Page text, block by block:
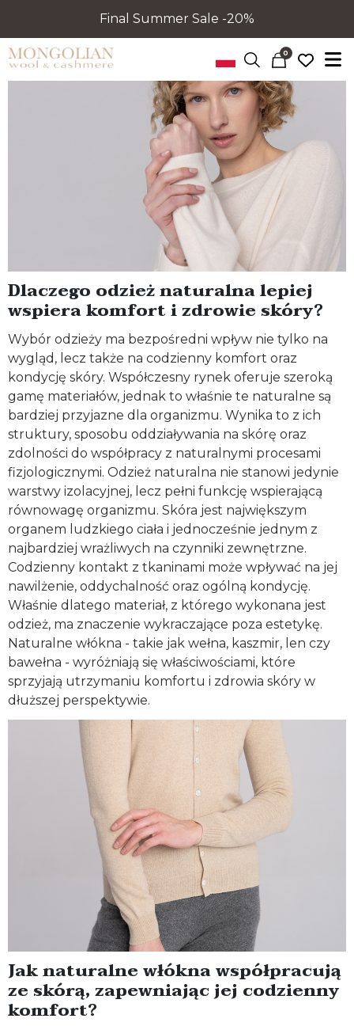
Final Summer Sale -20%
0
Dlaczego odzież naturalna lepiej
wspiera komfort i zdrowie skóry?
Wybór odzieży ma bezpośredni wpływ nie tylko na
wygląd, lecz także na codzienny komfort oraz
kondycję skóry. Współczesny rynek oferuje szeroką
gamę materiałów, jednak to właśnie te naturalne są
bardziej przyjazne dla organizmu. Wynika to z ich
struktury, sposobu oddziaływania na skórę oraz
zdolności do współpracy z naturalnymi procesami
fizjologicznymi. Odzież naturalna nie stanowi jedynie
warstwy izolacyjnej, lecz pełni funkcję wspierającą
równowagę organizmu. Skóra jest największym
organem ludzkiego ciała i jednocześnie jednym z
najbardziej wrażliwych na czynniki zewnętrzne.
Codzienny kontakt z tkaninami może wpływać na jej
nawilżenie, oddychalność oraz ogólną kondycję.
Właśnie dlatego materiał, z którego wykonana jest
odzież, ma znaczenie wykraczające poza estetykę.
Naturalne włókna - takie jak wełna, kaszmir, len czy
bawełna - wyróżniają się właściwościami, które
sprzyjają utrzymaniu komfortu i zdrowia skóry w
dłuższej perspektywie.
Jak naturalne włókna współpracują
ze skórą, zapewniając jej codzienny
komfort?